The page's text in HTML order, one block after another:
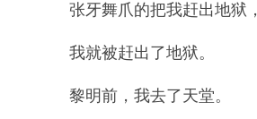
张牙舞爪的把我赶出地狱，
我就被赶出了地狱。
黎明前，我去了天堂。